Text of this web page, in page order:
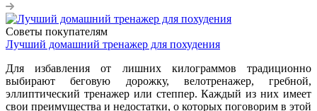
Советы покупателям
Лучший домашний тренажер для похудения
Для избавления от лишних килограммов традиционно
выбирают беговую дорожку, велотренажер, гребной,
эллиптический тренажер или степпер. Каждый из них имеет
свои преимущества и недостатки, о которых поговорим в этой